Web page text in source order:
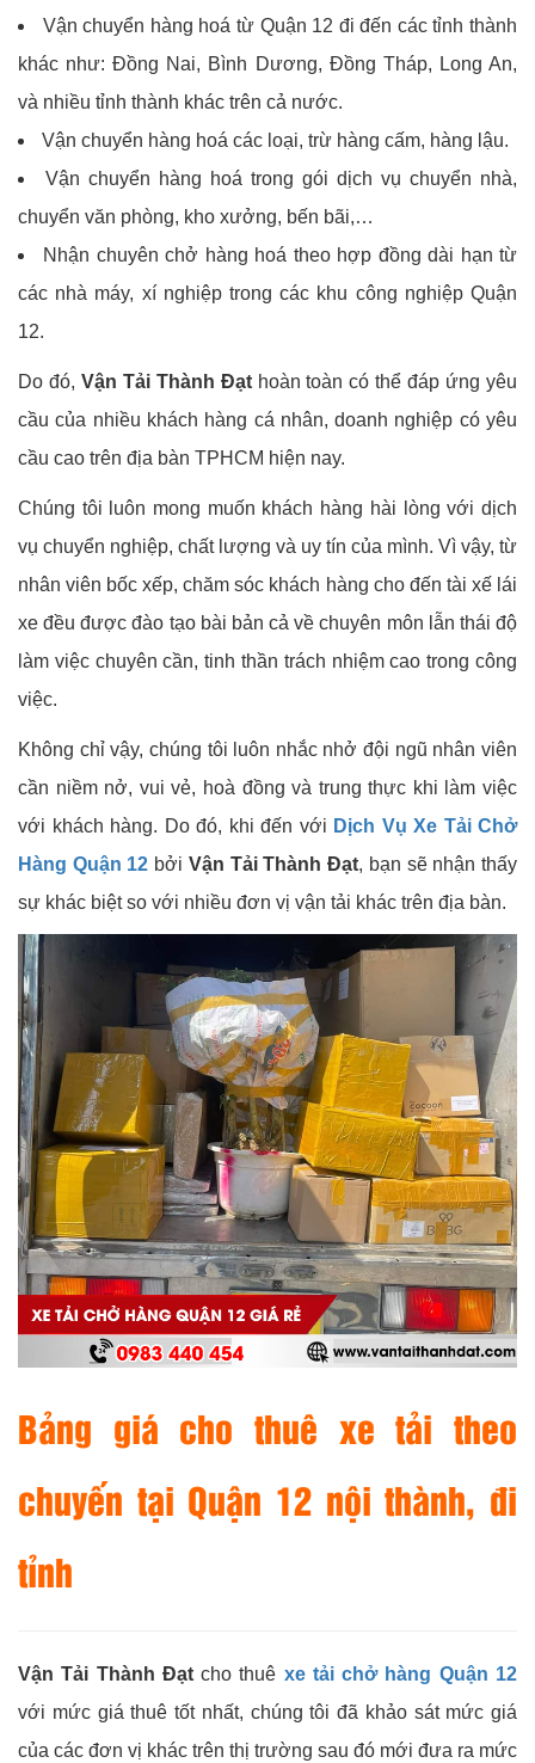
Vận chuyển hàng hoá từ Quận 12 đi đến các tỉnh thành
khác như: Đồng Nai, Bình Dương, Đồng Tháp, Long An,
và nhiều tỉnh thành khác trên cả nước.
Vận chuyển hàng hoá các loại, trừ hàng cấm, hàng lậu.
Vận chuyển hàng hoá trong gói dịch vụ chuyển nhà,
chuyển văn phòng, kho xưởng, bến bãi,…
Nhận chuyên chở hàng hoá theo hợp đồng dài hạn từ
các nhà máy, xí nghiệp trong các khu công nghiệp Quận
12.
Do đó, Vận Tải Thành Đạthoàn toàn có thể đáp ứng yêu
cầu của nhiều khách hàng cá nhân, doanh nghiệp có yêu
cầu cao trên địa bàn TPHCM hiện nay.
Chúng tôi luôn mong muốn khách hàng hài lòng với dịch
vụ chuyển nghiệp, chất lượng và uy tín của mình. Vì vậy, từ
nhân viên bốc xếp, chăm sóc khách hàng cho đến tài xế lái
xe đều được đào tạo bài bản cả về chuyên môn lẫn thái độ
làm việc chuyên cần, tinh thần trách nhiệm cao trong công
việc.
Không chỉ vậy, chúng tôi luôn nhắc nhở đội ngũ nhân viên
cần niềm nở, vui vẻ, hoà đồng và trung thực khi làm việc
với khách hàng. Do đó, khi đến với Dịch Vụ Xe Tải Chở
Hàng Quận 12 bởi Vận Tải Thành Đạt, bạn sẽ nhận thấy
sự khác biệt so với nhiều đơn vị vận tải khác trên địa bàn.
Bảng giá cho thuê xe tải theo
chuyến tại Quận 12 nội thành, đi
tỉnh
Vận Tải Thành Đạtcho thuê xe tải chở hàng Quận 12
với mức giá thuê tốt nhất, chúng tôi đã khảo sát mức giá
của các đơn vị khác trên thị trường sau đó mới đưa ra mức